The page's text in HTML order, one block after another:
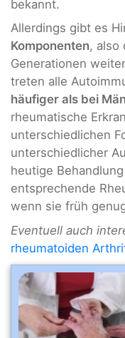
bekannt.
Allerdings gibt es
Komponenten, also
Generationen
treten alle
häufiger als bei
rheumatische
unterschiedlichen
unterschiedlicher
heutige
entsprechende
wenn sie früh
Eventuell auch
rheumatoiden